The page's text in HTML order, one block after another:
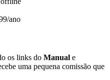
ano
os links do Manual e
uma pequena comissão que